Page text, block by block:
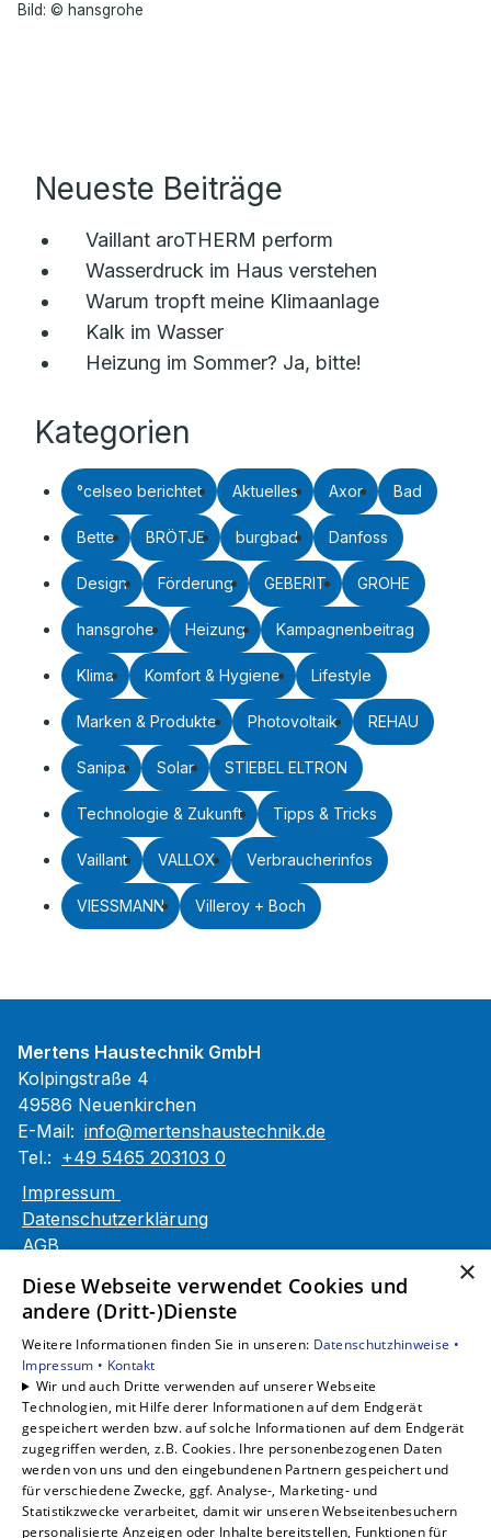
Bild: © hansgrohe
Neueste Beiträge
Vaillant aroTHERM perform
Wasserdruck im Haus verstehen
Warum tropft meine Klimaanlage
Kalk im Wasser
Heizung im Sommer? Ja, bitte!
Kategorien
°celseo berichtet Aktuelles Axor Bad
Bette BRÖTJE burgbad Danfoss
Design Förderung GEBERIT GROHE
hansgrohe Heizung Kampagnenbeitrag
Klima Komfort & Hygiene Lifestyle
Marken & Produkte Photovoltaik REHAU
Sanipa Solar STIEBEL ELTRON
Technologie & Zukunft Tipps & Tricks
Vaillant VALLOX Verbraucherinfos
VIESSMANN Villeroy + Boch
Mertens Haustechnik GmbH
Kolpingstraße 4
49586 Neuenkirchen
E-Mail: info@mertenshaustechnik.de
Tel.: +49 5465 203103 0
Impressum
Datenschutzerklärung
AGB
Unsere Bereiche
Privatkunden
Gewerbekunden
Karriere
Unternehmen
Kontakt
×
Diese Webseite verwendet Cookies und
andere (Dritt-)Dienste
Weitere Informationen finden Sie in unseren: Datenschutzhinweise •
Impressum • Kontakt
Wir und auch Dritte verwenden auf unserer Webseite
Technologien, mit Hilfe derer Informationen auf dem Endgerät
gespeichert werden bzw. auf solche Informationen auf dem Endgerät
zugegriffen werden, z.B. Cookies. Ihre personenbezogenen Daten
werden von uns und den eingebundenen Partnern gespeichert und
für verschiedene Zwecke, ggf. Analyse-, Marketing- und
Statistikzwecke verarbeitet, damit wir unseren Webseitenbesuchern
personalisierte Anzeigen oder Inhalte bereitstellen, Funktionen für